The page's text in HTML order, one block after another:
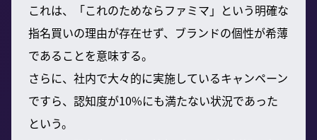
これは、「これのためならファミマ」という明確な
指名買いの理由が存在せず、ブランドの個性が希薄
であることを意味する。
さらに、社内で大々的に実施しているキャンペーン
ですら、認知度が10%にも満たない状況であった
という。